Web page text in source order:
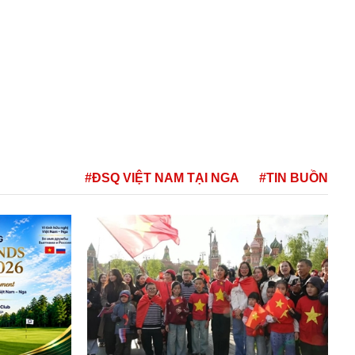
#ĐSQ VIỆT NAM TẠI NGA #TIN BUỒN